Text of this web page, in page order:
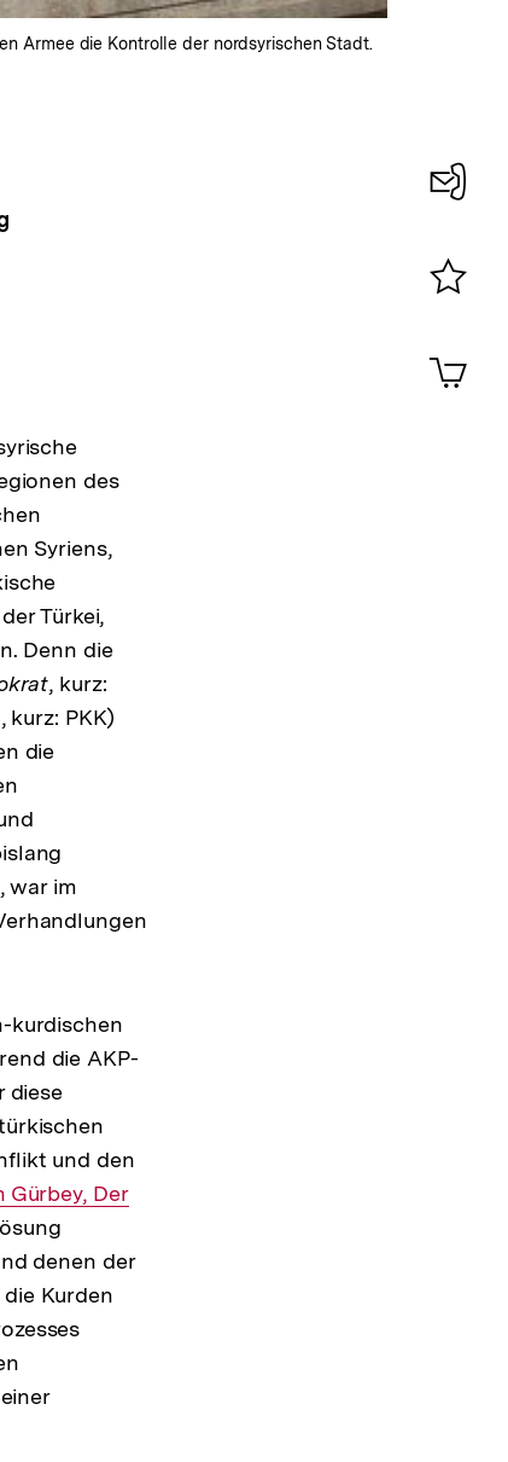
Armee die Kontrolle der nordsyrischen Stadt.
des
Syriens,
Türkei,
Denn die
, kurz:
, kurz: PKK)
die
war im
kurdischen
die AKP-
diese
und den
Gürbey, Der
denen der
Kurden